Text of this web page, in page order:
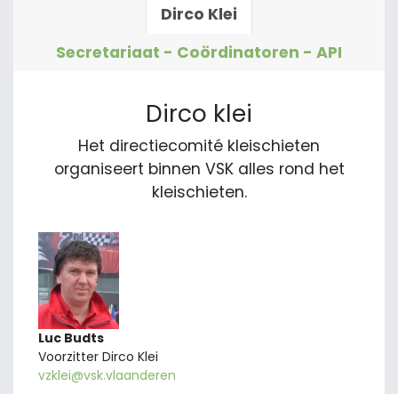
Dirco Klei
Secretariaat - Coördinatoren - API
Dirco klei
Het directiecomité kleischieten
organiseert binnen VSK alles rond het
kleischieten.
Luc Budts
Voorzitter Dirco Klei
vzklei@vsk.vlaanderen